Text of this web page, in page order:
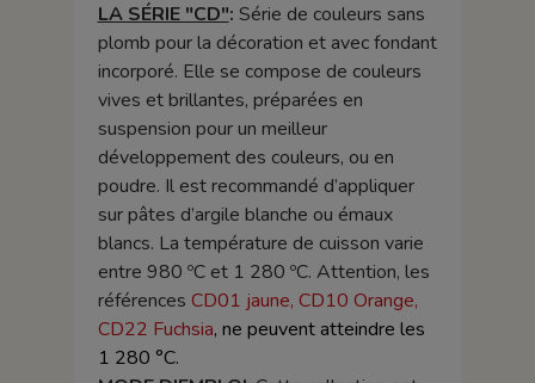
LA SÉRIE "CD": Série de couleurs sans
plomb pour la décoration et avec fondant
incorporé. Elle se compose de couleurs
vives et brillantes, préparées en
suspension pour un meilleur
développement des couleurs, ou en
poudre. Il est recommandé d’appliquer
sur pâtes d’argile blanche ou émaux
blancs. La température de cuisson varie
entre 980 ºC et 1 280 ºC. Attention, les
références CD01 jaune, CD10 Orange,
CD22 Fuchsia, ne peuvent atteindre les
1 280 °C.